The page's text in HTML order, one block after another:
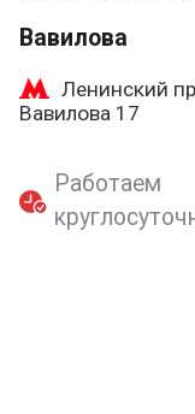
Вавилова
Ленинский
Вавилова 17
Работаем